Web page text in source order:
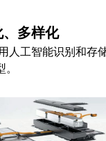
多样化
人工智能识别和存